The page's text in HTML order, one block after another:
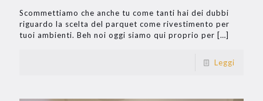
Scommettiamo che anche tu come tanti hai dei dubbi
riguardo la scelta del parquet come rivestimento per
tuoi ambienti. Beh noi oggi siamo qui proprio per […]
Leggi